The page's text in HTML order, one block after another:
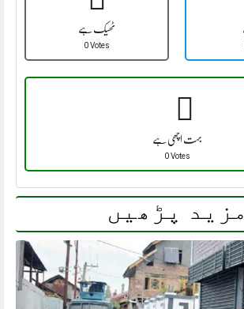
ٹھیک ہے
0 Votes
بہت اچھی ہے
0 Votes
مزید پڑھیں